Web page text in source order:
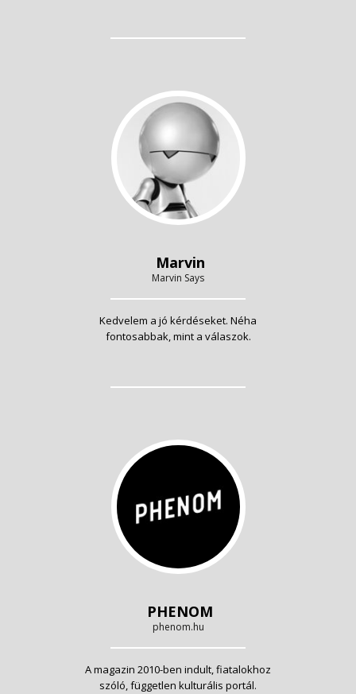
Marvin
Marvin Says
Kedvelem a jó kérdéseket. Néha
fontosabbak, mint a válaszok.
PHENOM
phenom.hu
A magazin 2010-ben indult, fiatalokhoz
szóló, független kulturális portál.